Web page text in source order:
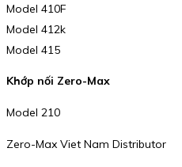
Model 410F
Model 412k
Model 415
Khớp nối Zero-Max
Model 210
Zero-Max Viet Nam Distributor